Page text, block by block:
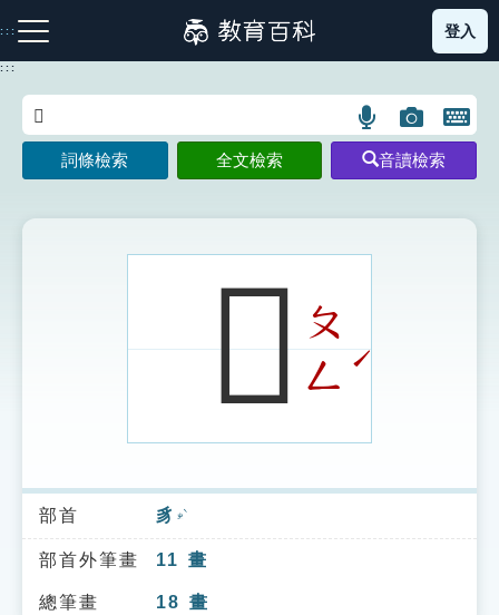
到
主
:::
注音索引圖示 筆畫索引圖示 部首索引表圖示
索引選單
知識索引
單字索引
登入
:::
語
言
搜
示
圖
片
搜
開
鍵
圖
詞條檢索 全文檢索 音讀檢索
𧴂 ㄆ
ㄥˊ
部首 豸 ㄓˋ
部首外筆畫 11 畫
總筆畫 18 畫